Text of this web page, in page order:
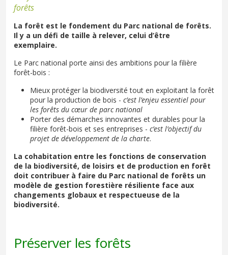
forêts
La forêt est le fondement du Parc national de forêts.
Il y a un défi de taille à relever, celui d’être
exemplaire.
Le Parc national porte ainsi des ambitions pour la filière
forêt-bois :
Mieux protéger la biodiversité tout en exploitant la forêt
pour la production de bois - c’est l’enjeu essentiel pour
les forêts du cœur de parc national
Porter des démarches innovantes et durables pour la
filière forêt-bois et ses entreprises - c’est l’objectif du
projet de développement de la charte.
La cohabitation entre les fonctions de conservation
de la biodiversité, de loisirs et de production en forêt
doit contribuer à faire du Parc national de forêts un
modèle de gestion forestière résiliente face aux
changements globaux et respectueuse de la
biodiversité.
Préserver les forêts